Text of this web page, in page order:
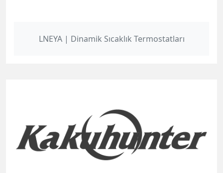
LNEYA | Dinamik Sıcaklık Termostatları